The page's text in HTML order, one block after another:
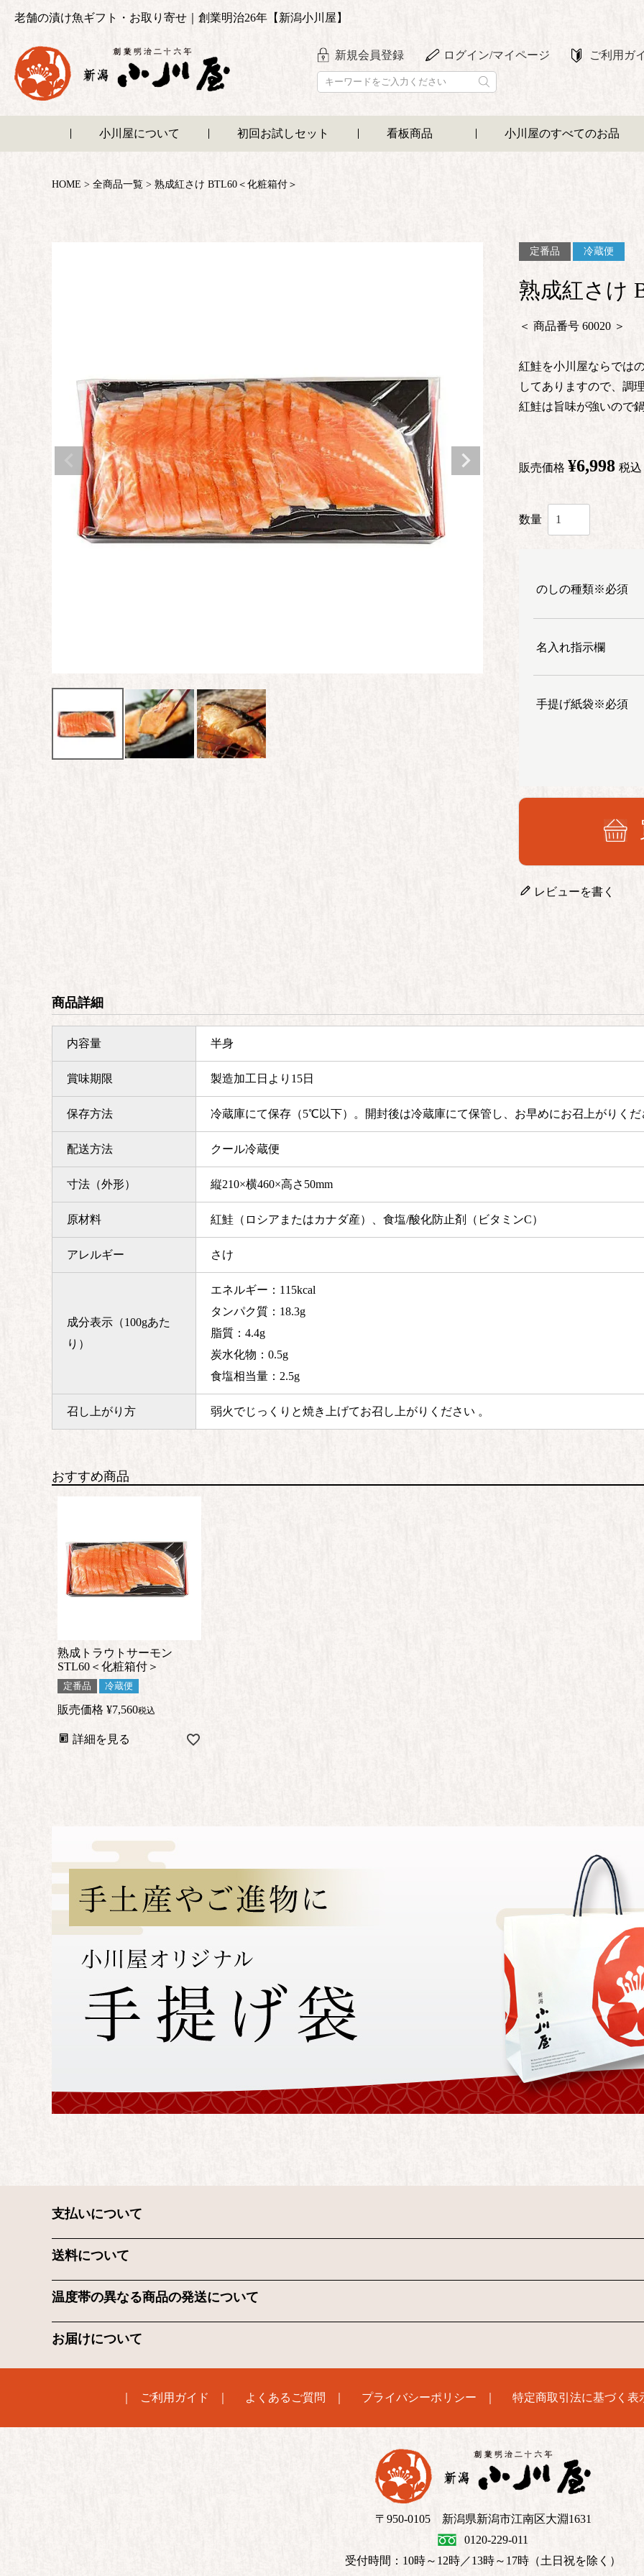
老舗の漬け魚ギフト・お取り寄せ｜創業明治26年【新潟小川屋】
新規会員登録 ログイン/マイページ ご利用ガ
小川屋について 初回お試しセット 看板商品 小川屋のすべてのお品
HOME 全商品一覧 熟成紅さけ BTL60＜化粧箱付＞
定番品 冷蔵便
熟成紅さけ
商品番号 60020
紅鮭を小川屋ならでは
してありますので、調
紅鮭は旨味が強いので
販売価格 ¥6,998 税込
のしの種類※必須
名入れ指示欄
手提げ紙袋※必須
レビューを書く
商品詳細
内容量 半身
賞味期限 製造加工日より15日
保存方法 冷蔵庫にて保存（5℃以下）。 開封後は冷蔵庫にて保管し、お早めにお召上がりくだ
配送方法 クール冷蔵便
寸法（外形） 縦210×横460×高さ50mm
原材料 紅鮭（ロシアまたはカナダ産）、食塩/酸化防止剤（ビタミンC）
アレルギー さけ
成分表示（100gあた
り）
エネルギー：115kcal
タンパク質：18.3g
脂質：4.4g
炭水化物：0.5g
食塩相当量：2.5g
召し上がり方 弱火でじっくりと焼き上げてお召し上がりください 。
おすすめ商品
熟成トラウトサーモン
STL60＜化粧箱付＞
定番品 冷蔵便
販売価格 ¥7,560税込
詳細を見る
支払いについて
送料について
温度帯の異なる商品の発送について
お届けについて
ご利用ガイド よくあるご質問 プライバシーポリシー 特定商取引法に基づく表
〒950-0105 新潟県新潟市江南区大淵1631
0120-229-011
受付時間：10時～12時／13時～17時（土日祝を除く）